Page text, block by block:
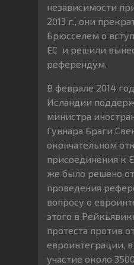
независимости
2013 г., они
Брюсселем о
ЕС и решили
референдум.
В феврале 2014
Исландии
министра
Гуннара Браги
окончательном
присоединения к
же было решено
проведения
вопросу о
этого в
протеста против
евроинтеграции,
участие около